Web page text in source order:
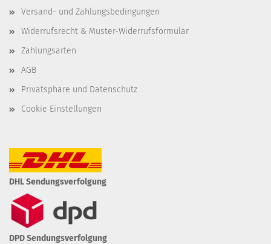
Versand- und Zahlungsbedingungen
Widerrufsrecht & Muster-Widerrufsformular
Zahlungsarten
AGB
Privatsphäre und Datenschutz
Cookie Einstellungen
DHL Sendungsverfolgung
DPD Sendungsverfolgung